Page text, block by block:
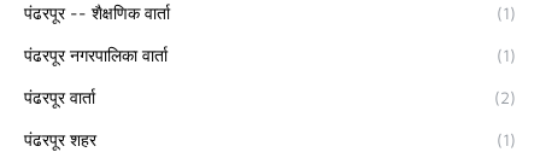
पंढरपूर -- शैक्षणिक वार्ता (1)
पंढरपूर नगरपालिका वार्ता (1)
पंढरपूर वार्ता (2)
पंढरपूर शहर (1)